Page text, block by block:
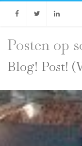
FacebookTwitter
Posten op
Blog! Post!